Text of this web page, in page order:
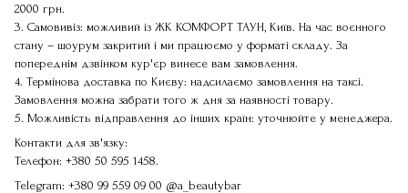
2000 грн.
3. Самовивіз: можливий із ЖК КОМФОРТ ТАУН, Київ. На час воєнного
стану – шоурум закритий і ми працюємо у форматі складу. За
попереднім дзвінком кур'єр винесе вам замовлення.
4. Термінова доставка по Києву: надсилаємо замовлення на таксі.
Замовлення можна забрати того ж дня за наявності товару.
5. Можливість відправлення до інших країн: уточнюйте у менеджера.
Контакти для зв'язку:
Телефон: +380 50 595 1458.
Telegram: +380 99 559 09 00 @a_beautybar